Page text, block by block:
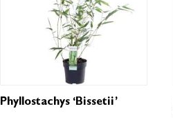
Phyllostachys ‘Bissetii’